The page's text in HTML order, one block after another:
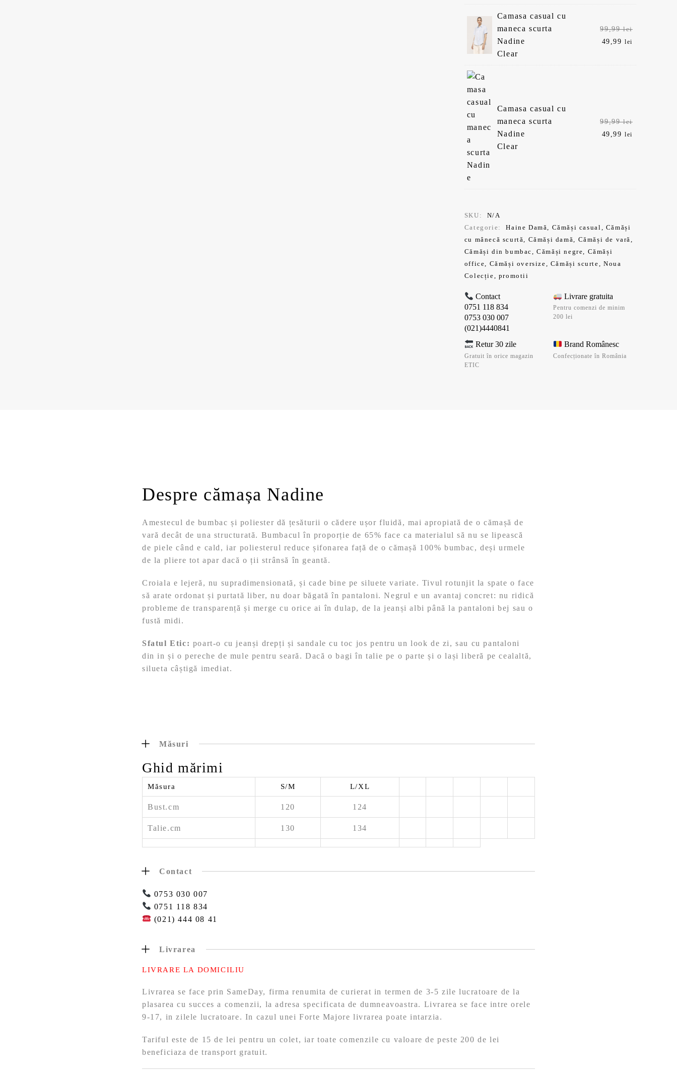
Camasa casual cu
maneca scurta
Nadine
Clear
99,99lei
49,99lei
Camasa casual cu
maneca scurta
Nadine
Clear
99,99lei
49,99lei
SKU:
N/A
Categorie:
Haine Damă, Cămăși casual, Cămăși
cu mânecă scurtă, Cămăși damă, Cămăși de vară,
Cămăși din bumbac,Cămăși negre, Cămăși
office, Cămăși oversize, Cămăși scurte, Noua
Colecție, promotii
Contact
0751 118 834
0753 030 007
(021)4440841
Livrare gratuita
Pentru comenzi de minim
200 lei
Retur 30 zile
Gratuit în orice magazin
ETIC
Brand Românesc
Confecționate în România
Despre cămașa Nadine
Amestecul de bumbac și poliester dă țesăturii o cădere ușor fluidă, mai apropiată de o cămașă de
vară decât de una structurată. Bumbacul în proporție de 65% face ca materialul să nu se lipească
de piele când e cald, iar poliesterul reduce șifonarea față de o cămașă 100% bumbac, deși urmele
de la pliere tot apar dacă o ții strânsă în geantă.
Croiala e lejeră, nu supradimensionată, și cade bine pe siluete variate. Tivul rotunjit la spate o face
să arate ordonat și purtată liber, nu doar băgată în pantaloni. Negrul e un avantaj concret: nu ridică
probleme de transparență și merge cu orice ai în dulap, de la jeanși albi până la pantaloni bej sau o
fustă midi.
Sfatul Etic: poart-o cu jeanși drepți și sandale cu toc jos pentru un look de zi, sau cu pantaloni
din in și o pereche de mule pentru seară. Dacă o bagi în talie pe o parte și o lași liberă pe cealaltă,
silueta câștigă imediat.
Măsuri
Ghid mărimi
Măsura S/M L/XL
Bust.cm 120 124
Talie.cm 130 134
Contact
0753 030 007
0751 118 834
(021) 444 08 41
Livrarea
LIVRARE LA DOMICILIU
Livrarea se face prin SameDay, firma renumita de curierat in termen de 3-5 zile lucratoare de la
plasarea cu succes a comenzii, la adresa specificata de dumneavoastra. Livrarea se face intre orele
9-17, in zilele lucratoare. In cazul unei Forte Majore livrarea poate intarzia.
Tariful este de 15 de lei pentru un colet, iar toate comenzile cu valoare de peste 200 de lei
beneficiaza de transport gratuit.